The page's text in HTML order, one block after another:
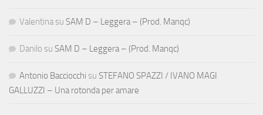
Valentina su SAM D – Leggera – (Prod. Manqc)
Danilo su SAM D – Leggera – (Prod. Manqc)
Antonio Bacciocchi su STEFANO SPAZZI / IVANO MAGI
GALLUZZI – Una rotonda per amare